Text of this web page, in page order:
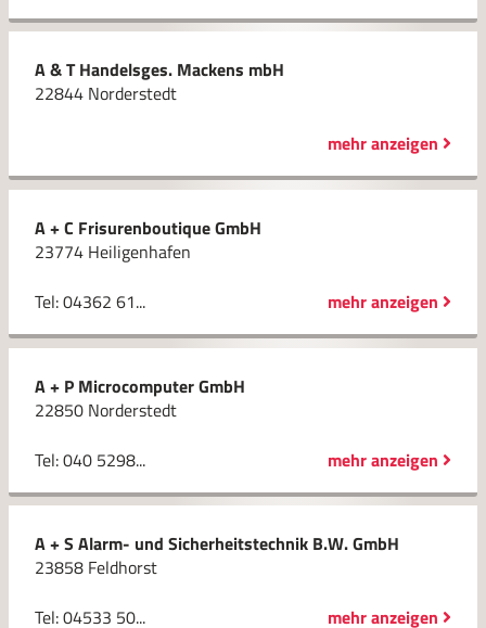
A & T Handelsges. Mackens mbH
22844 Norderstedt
mehr anzeigen
A + C Frisurenboutique GmbH
23774 Heiligenhafen
Tel: 04362 61...
mehr anzeigen
A + P Microcomputer GmbH
22850 Norderstedt
Tel: 040 5298...
mehr anzeigen
A + S Alarm- und Sicherheitstechnik B.W. GmbH
23858 Feldhorst
Tel: 04533 50...
mehr anzeigen